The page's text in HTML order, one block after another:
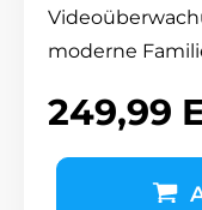
moderne
249,99